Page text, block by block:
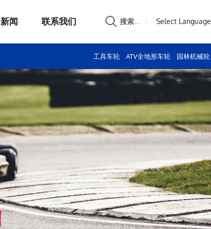
新闻 联系我们 搜索... Select Language
工具车轮 ATV全地形车轮 园林机械轮